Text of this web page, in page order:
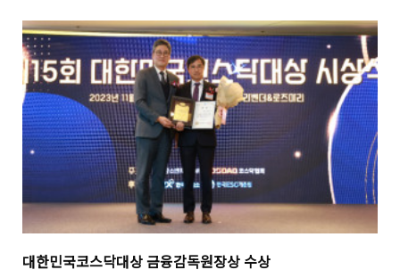
대한민국코스닥대상 금융감독원장상 수상